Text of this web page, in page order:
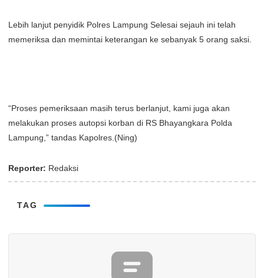
Lebih lanjut penyidik Polres Lampung Selesai sejauh ini telah
memeriksa dan memintai keterangan ke sebanyak 5 orang saksi.
“Proses pemeriksaan masih terus berlanjut, kami juga akan
melakukan proses autopsi korban di RS Bhayangkara Polda
Lampung,” tandas Kapolres.(Ning)
Reporter: Redaksi
TAG